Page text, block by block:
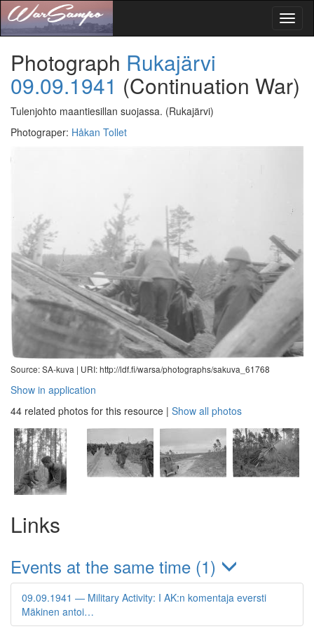
Photograph Rukajärvi
09.09.1941 (Continuation War)
Tulenjohto maantiesillan suojassa. (Rukajärvi)
Photograper: Håkan Tollet
Source: SA-kuva | URI: http://ldf.fi/warsa/photographs/sakuva_61768
Show in application
44 related photos for this resource | Show all photos
Links
Events at the same time (1)
09.09.1941 — Military Activity: I AK:n komentaja eversti
Mäkinen antoi…